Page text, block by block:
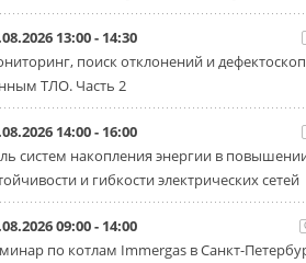
Samsung выпускает VRF-
систему DVM на R32
Линейка включает семь
производительностью от 22,4 до
Суммарная длина
«СиСофт Девелопмент»
итоги конкурса
проектов «ТИМ-лидеры
Новый сезон конкурса «ТИМ-
стартует уже в сентябре 2026
3 АВГУСТА 2026
13:00 - 14:30
поиск отклонений и
ТЛО. Часть 2
14:00 - 16:00
систем накопления энергии в
и гибкости электрических сетей
09:00 - 14:00
по котлам Immergas в Санкт-